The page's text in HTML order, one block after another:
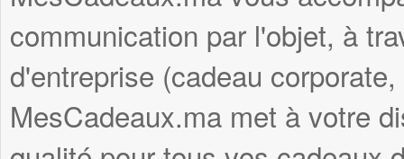
communication par l'objet, à
d'entreprise (cadeau
MesCadeaux.ma met à votre